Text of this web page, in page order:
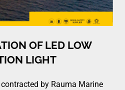
OF LED LOW
LIGHT
by Rauma Marine